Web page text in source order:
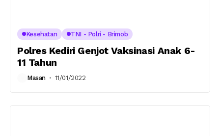
Kesehatan TNI - Polri - Brimob
Polres Kediri Genjot Vaksinasi Anak 6-
11 Tahun
Masan 11/01/2022